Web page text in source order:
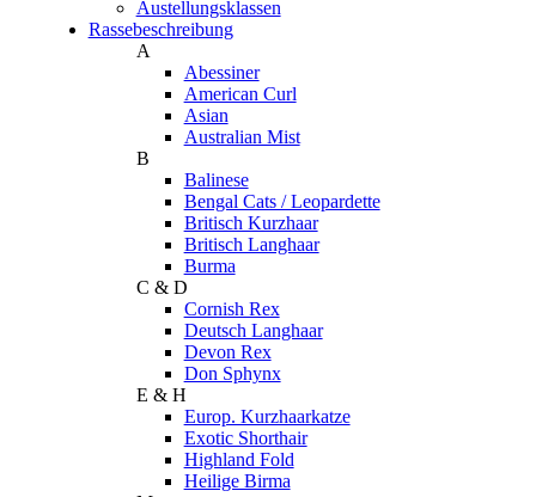
Austellungsklassen
Rassebeschreibung
A
Abessiner
American Curl
Asian
Australian Mist
B
Balinese
Bengal Cats / Leopardette
Britisch Kurzhaar
Britisch Langhaar
Burma
C & D
Cornish Rex
Deutsch Langhaar
Devon Rex
Don Sphynx
E & H
Europ. Kurzhaarkatze
Exotic Shorthair
Highland Fold
Heilige Birma